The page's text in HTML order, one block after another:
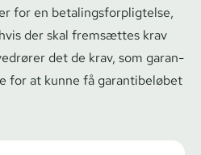
for en be­ta­lings­for­plig­tel­se,
der skal fremsættes krav
det de krav, som ga­ran­
for at kunne få garantibeløbet